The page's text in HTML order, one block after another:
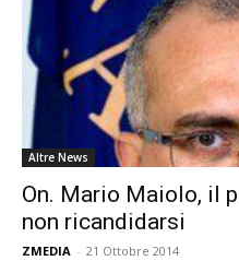
Altre News
On. Mario Maiolo, il
non ricandidarsi
ZMEDIA - 21 Ottobre 2014